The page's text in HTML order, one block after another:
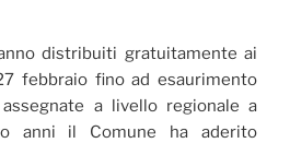
distribuiti gratuitamente ai
febbraio fino ad esaurimento
a livello regionale a
anni il Comune ha aderito